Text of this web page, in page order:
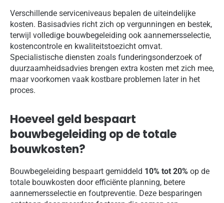
Verschillende serviceniveaus bepalen de uiteindelijke
kosten. Basisadvies richt zich op vergunningen en bestek,
terwijl volledige bouwbegeleiding ook aannemersselectie,
kostencontrole en kwaliteitstoezicht omvat.
Specialistische diensten zoals funderingsonderzoek of
duurzaamheidsadvies brengen extra kosten met zich mee,
maar voorkomen vaak kostbare problemen later in het
proces.
Hoeveel geld bespaart
bouwbegeleiding op de totale
bouwkosten?
Bouwbegeleiding bespaart gemiddeld 10% tot 20% op de
totale bouwkosten door efficiënte planning, betere
aannemersselectie en foutpreventie. Deze besparingen